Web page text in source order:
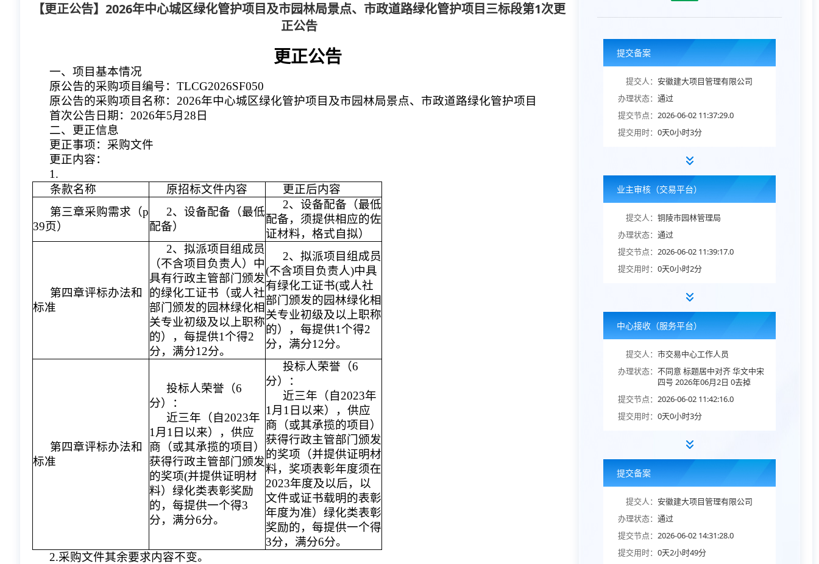
【更正公告】2026年中心城区绿化管护项目及市园林局景点、市政道路绿化管护项目三标段第1次更
正公告
更正公告
一、项目基本情况
原公告的采购项目编号：TLCG2026SF050
原公告的采购项目名称：2026年中心城区绿化管护项目及市园林局景点、市政道路绿化管护项目
首次公告日期：2026年5月28日
二、更正信息
更正事项：采购文件
更正内容：
1.
条款名称
原招标文件内容
更正后内容
第三章采购需求（p
39页）
2、设备配备（最低
配备）
2、设备配备（最低
配备，须提供相应的佐
证材料，格式自拟）
第四章评标办法和
标准
2、拟派项目组成员
（不含项目负责人）中
具有行政主管部门颁发
的绿化工证书（或人社
部门颁发的园林绿化相
关专业初级及以上职称
的），每提供1个得2
分，满分12分。
2、拟派项目组成员
(不含项目负责人)中具
有绿化工证书(或人社
部门颁发的园林绿化相
关专业初级及以上职称
的），每提供1个得2
分，满分12分。
第四章评标办法和
标准
投标人荣誉（6
分）：
近三年（自2023年
1月1日以来），供应
商（或其承揽的项目）
获得行政主管部门颁发
的奖项(并提供证明材
料）绿化类表彰奖励
的，每提供一个得3
分，满分6分。
投标人荣誉（6
分）：
近三年（自2023年
1月1日以来），供应
商（或其承揽的项目）
获得行政主管部门颁发
的奖项（并提供证明材
料，奖项表彰年度须在
2023年度及以后，以
文件或证书载明的表彰
年度为准）绿化类表彰
奖励的，每提供一个得
3分，满分6分。
2.采购文件其余要求内容不变。
提交备案
提交人： 安徽建大项目管理有限公司
办理状态： 通过
提交节点： 2026-06-02 11:37:29.0
提交用时： 0天0小时3分
业主审核（交易平台）
提交人： 铜陵市园林管理局
办理状态： 通过
提交节点： 2026-06-02 11:39:17.0
提交用时： 0天0小时2分
中心接收（服务平台）
提交人： 市交易中心工作人员
办理状态： 不同意 标题居中对齐 华文中宋
四号 2026年06月2日 0去掉
提交节点： 2026-06-02 11:42:16.0
提交用时： 0天0小时3分
提交备案
提交人： 安徽建大项目管理有限公司
办理状态： 通过
提交节点： 2026-06-02 14:31:28.0
提交用时： 0天2小时49分